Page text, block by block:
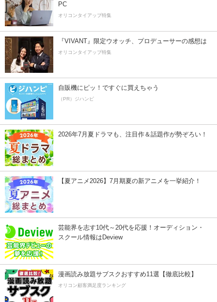
PC
オリコンタイアップ特集
『VIVANT』限定ウオッチ、プロデューサーの感想は
オリコンタイアップ特集
自販機にピッ！ですぐに買えちゃう
（PR）ジハンピ
2026年7月夏ドラマも、注目作＆話題作が勢ぞろい！
【夏アニメ2026】7月期夏の新アニメを一挙紹介！
芸能界を志す10代～20代を応援！オーディション・
スクール情報はDeview
漫画読み放題サブスクおすすめ11選【徹底比較】
オリコン顧客満足度ランキング